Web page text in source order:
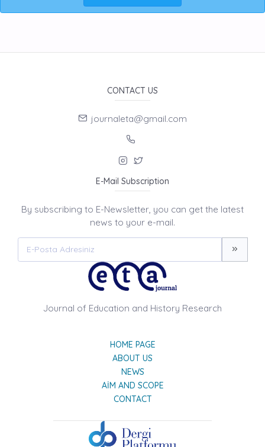
CONTACT US
journaleta@gmail.com
E-Mail Subscription
By subscribing to E-Newsletter, you can get the latest
news to your e-mail.
Journal of Education and History Research
HOME PAGE
ABOUT US
NEWS
AIM AND SCOPE
CONTACT